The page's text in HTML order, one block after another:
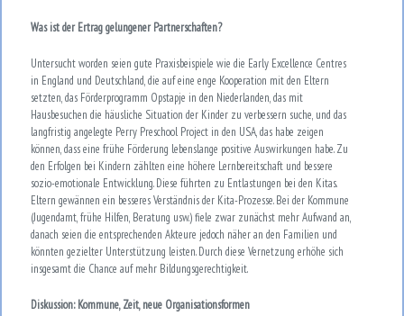
Was ist der Ertrag gelungener Partnerschaften?
Untersucht worden seien gute Praxisbeispiele wie die Early Excellence Centres
in England und Deutschland, die auf eine enge Kooperation mit den Eltern
setzten, das Förderprogramm Opstapje in den Niederlanden, das mit
Hausbesuchen die häusliche Situation der Kinder zu verbessern suche, und das
langfristig angelegte Perry Preschool Project in den USA, das habe zeigen
können, dass eine frühe Förderung lebenslange positive Auswirkungen habe. Zu
den Erfolgen bei Kindern zählten eine höhere Lernbereitschaft und bessere
sozio-emotionale Entwicklung. Diese führten zu Entlastungen bei den Kitas.
Eltern gewännen ein besseres Verständnis der Kita-Prozesse. Bei der Kommune
(Jugendamt, frühe Hilfen, Beratung usw.) fiele zwar zunächst mehr Aufwand an,
danach seien die entsprechenden Akteure jedoch näher an den Familien und
könnten gezielter Unterstützung leisten. Durch diese Vernetzung erhöhe sich
insgesamt die Chance auf mehr Bildungsgerechtigkeit.
Diskussion: Kommune, Zeit, neue Organisationsformen